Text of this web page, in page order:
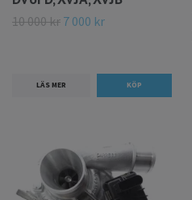
10 000 kr 7 000 kr
LÄS MER